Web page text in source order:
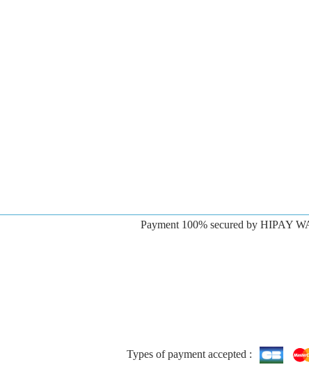
Payment 100% secured by HIPAY
Types of payment accepted :